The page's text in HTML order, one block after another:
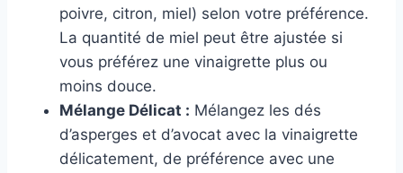
poivre, citron, miel) selon votre préférence.
La quantité de miel peut être ajustée si
vous préférez une vinaigrette plus ou
moins douce.
Mélange Délicat : Mélangez les dés
d’asperges et d’avocat avec la vinaigrette
délicatement, de préférence avec une